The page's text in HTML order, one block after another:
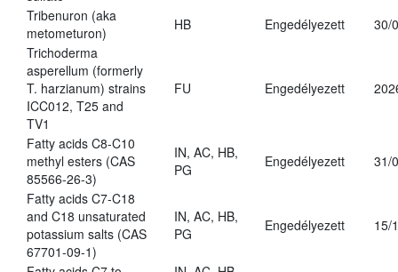
Tribenuron (aka
metometuron)
HB Engedélyezett
30/
Trichoderma
asperellum (formerly
T. harzianum) strains
ICC012, T25 and
TV1
FU Engedélyezett
Fatty acids C8-C10
methyl esters (CAS
85566-26-3)
IN, AC, HB,
PG
Engedélyezett 31/
Fatty acids C7-C18
and C18 unsaturated
potassium salts (CAS
67701-09-1)
IN, AC, HB,
PG
Engedélyezett 15/